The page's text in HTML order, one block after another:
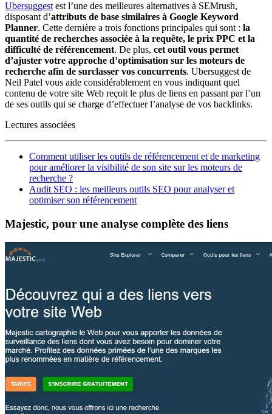
Ubersuggest est l’une des meilleures alternatives à SEMrush,
disposant d’attributs de base similaires à Google Keyword
Planner. Cette dernière a trois fonctions principales qui sont : la
quantité de recherches associée à la requête, le prix PPC et la
difficulté de référencement. De plus, cet outil vous permet
d’ajuster votre approche d’optimisation sur les moteurs de
recherche afin de surclasser vos concurrents. Ubersuggest de
Neil Patel vous aide considérablement en vous indiquant quel
contenu de votre site Web reçoit le plus de liens en passant par l’un
de ses outils qui se charge d’effectuer l’analyse de vos backlinks.
Lectures associées
Comment utiliser les outils de référencement et de marketing
pour améliorer la visibilité de son site sur les moteurs de
recherche ?
Audit SEO : les meilleurs outils SEO pour analyser et
optimiser son référencement
Majestic, pour une analyse complète des liens